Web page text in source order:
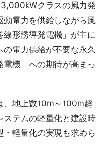
クラスの風力発
動電力を供給しながら風
形誘導発電機」が主に
電力供給が不要な永久
機」への期待が高まっ
、地上数10m～100m超
ステムの軽量化と建設時
軽量化の実現も求めら